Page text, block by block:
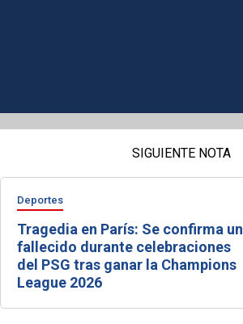
SIGUIENTE NOTA
Deportes
Tragedia en París: Se confirma un
fallecido durante celebraciones
del PSG tras ganar la Champions
League 2026